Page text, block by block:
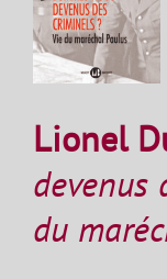
Lionel
devenus
du